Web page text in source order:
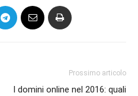
Prossimo articolo
I domini online nel 2016: quali